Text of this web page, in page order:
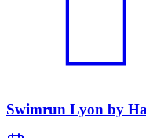
Swimrun Lyon by